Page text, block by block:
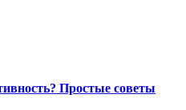
Простые советы